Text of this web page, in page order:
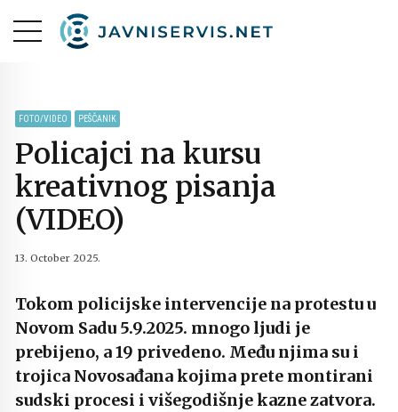
FOTO/VIDEO PEŠČANIK
Policajci na kursu
kreativnog pisanja
(VIDEO)
13. October 2025.
Tokom policijske intervencije na protestu u
Novom Sadu 5.9.2025. mnogo ljudi je
prebijeno, a 19 privedeno. Među njima su i
trojica Novosađana kojima prete montirani
sudski procesi i višegodišnje kazne zatvora.